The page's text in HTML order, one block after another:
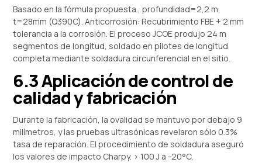
Basado en la fórmula propuesta., profundidad=2,2 m,
t=28mm (Q390C). Anticorrosión: Recubrimiento FBE + 2 mm
tolerancia a la corrosión. El proceso JCOE produjo 24 m
segmentos de longitud, soldado en pilotes de longitud
completa mediante soldadura circunferencial en el sitio.
6.3 Aplicación de control de
calidad y fabricación
Durante la fabricación, la ovalidad se mantuvo por debajo 9
milímetros, y las pruebas ultrasónicas revelaron sólo 0.3%
tasa de reparación. El procedimiento de soldadura aseguró
los valores de impacto Charpy. > 100 J a -20°C.